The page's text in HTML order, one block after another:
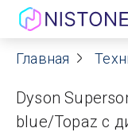
Акции
О нас
Главная
Dyson
blue/Topaz с